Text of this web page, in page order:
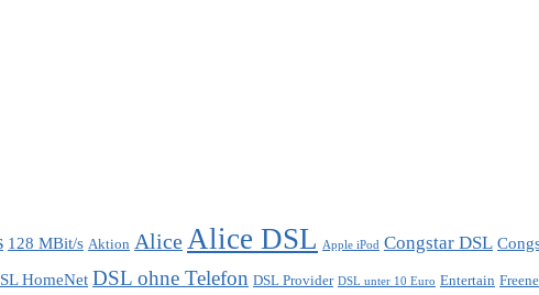
128 MBit/s Aktion AliceAlice DSL Apple iPod Congstar DSL
HomeNet DSL ohne Telefon DSL Provider DSL unter 10 Euro Entertain